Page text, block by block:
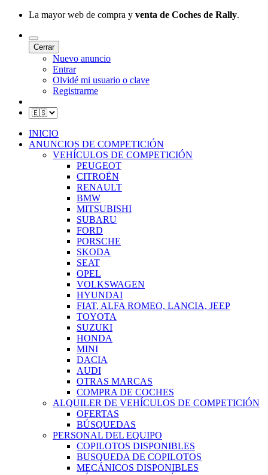
La mayor web de compra y venta de Coches de Rally.
Cerrar
Nuevo anuncio
Entrar
Olvidé mi usuario o clave
Registrarme
INICIO
ANUNCIOS DE COMPETICIÓN
VEHÍCULOS DE COMPETICIÓN
PEUGEOT
CITROËN
RENAULT
BMW
MITSUBISHI
SUBARU
FORD
PORSCHE
SKODA
SEAT
OPEL
VOLKSWAGEN
HYUNDAI
FIAT, ALFA ROMEO, LANCIA, JEEP
TOYOTA
SUZUKI
HONDA
MINI
DACIA
AUDI
OTRAS MARCAS
COMPRA DE COCHES
ALQUILER DE VEHÍCULOS DE COMPETICIÓN
OFERTAS
BÚSQUEDAS
PERSONAL DEL EQUIPO
COPILOTOS DISPONIBLES
BUSQUEDA DE COPILOTOS
MECÁNICOS DISPONIBLES